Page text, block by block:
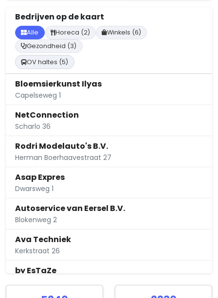
Bedrijven op de kaart
Alle Horeca (2)
Winkels (6)
Gezondheid (3)
OV haltes (5)
Bloemsierkunst Ilyas
Capelseweg 1
NetConnection
Scharlo 36
Rodri Modelauto's B.V.
Herman Boerhaavestraat 27
Asap Expres
Dwarsweg 1
Autoservice van Eersel B.V.
Blokenweg 2
Ava Techniek
Kerkstraat 26
by EsTaZe